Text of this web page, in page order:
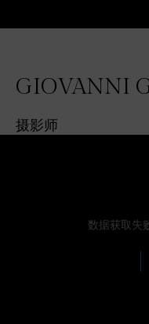
GIOVANNI
摄影师